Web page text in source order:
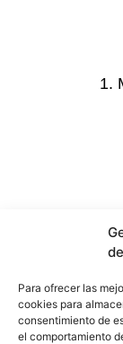
Para ofrecer las
cookies para
consentimiento de
el comportamiento
1.
La propia
los
efectividad en
alta calidad
procesos de